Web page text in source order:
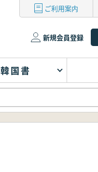
ご利用案内
新規会員登録
韓国書